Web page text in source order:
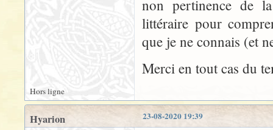
non pertinence de
littéraire pour
que je ne connais (et
Merci en tout cas du
Hors ligne
23-08-2020 19:39
Hyarion